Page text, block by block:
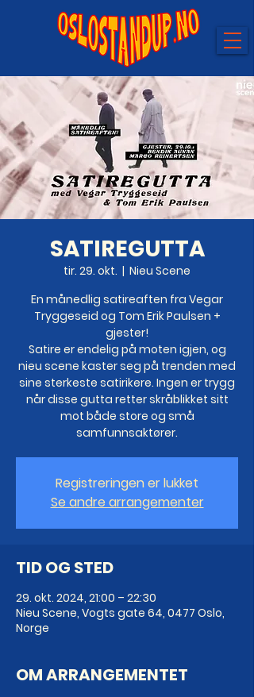
SATIREGUTTA
tir. 29. okt.
  |
Nieu Scene
En månedlig satireaften fra Vegar
Tryggeseid og Tom Erik Paulsen +
gjester!
Satire er endelig på moten igjen, og
nieu scene kaster seg på trenden med
sine sterkeste satirikere. Ingen er trygg
når disse gutta retter skråblikket sitt
mot både store og små
samfunnsaktører.
Registreringen er lukket
Se andre arrangementer
TID OG STED
29. okt. 2024, 21:00 – 22:30
Nieu Scene, Vogts gate 64, 0477 Oslo,
Norge
OM ARRANGEMENTET